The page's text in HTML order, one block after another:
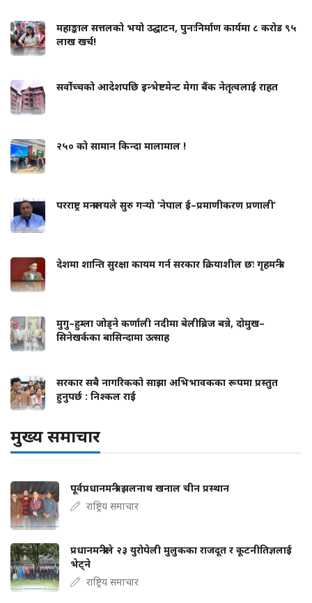
महाङ्काल सत्तलको भयो उद्घाटन, पुनःनिर्माण कार्यमा ८ करोड ९५
लाख खर्च!
सर्वोच्चको आदेशपछि इन्भेष्टमेन्ट मेगा बैंक नेतृत्वलाई राहत
२५० को सामान किन्दा मालामाल !
परराष्ट्र मन्त्रालयले सुरु गर्‍यो ‘नेपाल ई–प्रमाणीकरण प्रणाली’
देशमा शान्ति सुरक्षा कायम गर्न सरकार क्रियाशील छः गृहमन्त्री
मुगु–हुम्ला जोड्ने कर्णाली नदीमा बेलीब्रिज बन्ने, दोमुख–
सिनेखर्कका बासिन्दामा उत्साह
सरकार सबै नागरिकको साझा अभिभावकका रूपमा प्रस्तुत
हुनुपर्छ : निश्कल राई
मुख्य समाचार
पूर्वप्रधानमन्त्री झलनाथ खनाल चीन प्रस्थान
राष्ट्रिय समाचार
प्रधानमन्त्रीले २३ युरोपेली मुलुकका राजदूत र कूटनीतिज्ञलाई
भेट्ने
राष्ट्रिय समाचार